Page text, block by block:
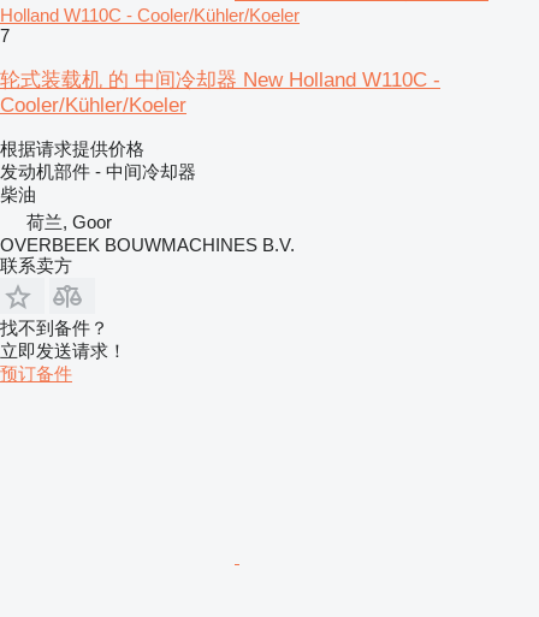
Holland W110C - Cooler/Kühler/Koeler
7
轮式装载机 的 中间冷却器 New Holland W110C -
Cooler/Kühler/Koeler
根据请求提供价格
发动机部件 - 中间冷却器
柴油
荷兰, Goor
OVERBEEK BOUWMACHINES B.V.
联系卖方
找不到备件？
立即发送请求！
预订备件